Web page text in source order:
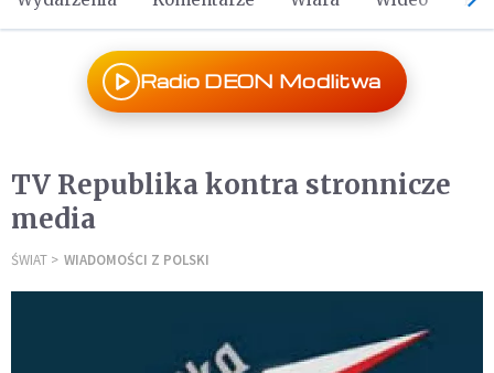
Radio DEON Modlitwa
TV Republika kontra stronnicze
media
ŚWIAT WIADOMOŚCI Z POLSKI